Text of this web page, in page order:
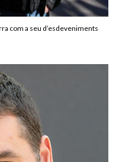
com a seu d’esdeveniments